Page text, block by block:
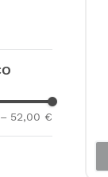
– 52,00 €